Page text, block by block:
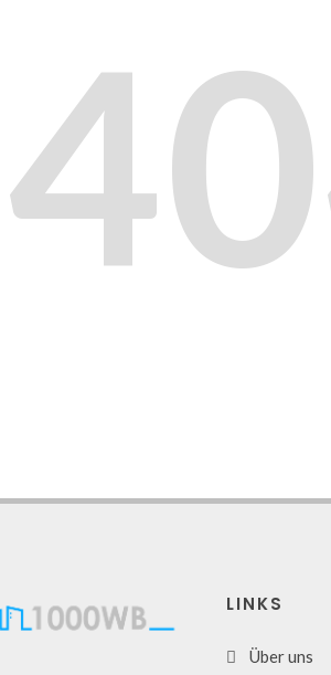
LINKS
Über uns